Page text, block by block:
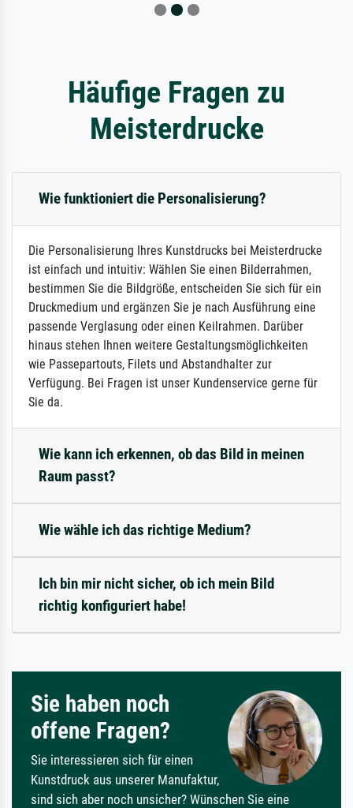
Häufige Fragen zu
Meisterdrucke
Wie funktioniert die Personalisierung?
Die Personalisierung Ihres Kunstdrucks bei Meisterdrucke
ist einfach und intuitiv: Wählen Sie einen Bilderrahmen,
bestimmen Sie die Bildgröße, entscheiden Sie sich für ein
Druckmedium und ergänzen Sie je nach Ausführung eine
passende Verglasung oder einen Keilrahmen. Darüber
hinaus stehen Ihnen weitere Gestaltungsmöglichkeiten
wie Passepartouts, Filets und Abstandhalter zur
Verfügung. Bei Fragen ist unser Kundenservice gerne für
Sie da.
Wie kann ich erkennen, ob das Bild in meinen
Raum passt?
Wie wähle ich das richtige Medium?
Ich bin mir nicht sicher, ob ich mein Bild
richtig konfiguriert habe!
Sie haben noch
offene Fragen?
Sie interessieren sich für einen
Kunstdruck aus unserer Manufaktur,
sind sich aber noch unsicher? Wünschen Sie eine